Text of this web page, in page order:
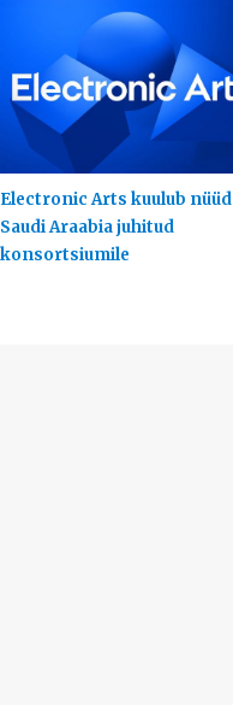
Electronic Arts kuulub nüüd
Saudi Araabia juhitud
konsortsiumile